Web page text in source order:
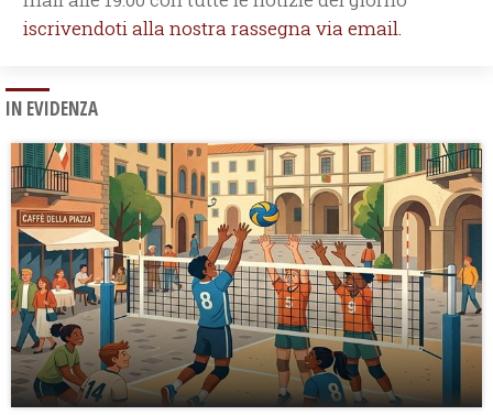
iscrivendoti alla nostra rassegna via email.
IN EVIDENZA